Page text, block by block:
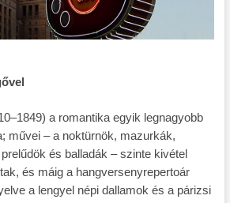
a romantika egyik legnagyobb
művei – a noktürnök, mazurkák,
és balladák – szinte kivétel
és máig a hangversenyrepertoár
a lengyel népi dallamok és a párizsi